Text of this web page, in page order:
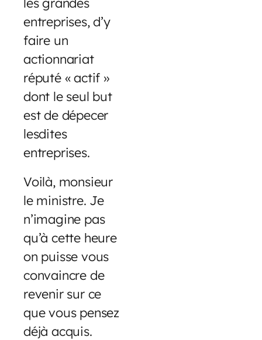
entreprises, d’y
faire un
actionnariat
réputé « actif »
dont le seul but
est de dépecer
lesdites
entreprises.
Voilà, monsieur
le ministre. Je
n’imagine pas
qu’à cette heure
on puisse vous
convaincre de
revenir sur ce
que vous pensez
déjà acquis.